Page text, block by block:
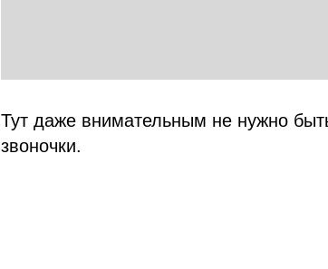
Тут даже внимательным не нужно
звоночки.